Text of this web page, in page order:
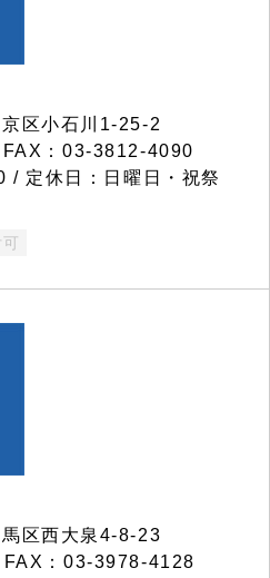
区小石川1-25-2
：03-3812-4090
/ 定休日：日曜日・祝祭
区西大泉4-8-23
：03-3978-4128